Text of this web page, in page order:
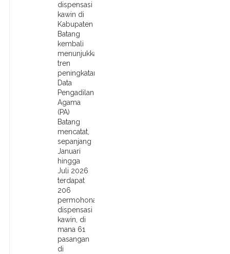
dispensasi
kawin di
Kabupaten
Batang
kembali
menunjukkan
tren
peningkatan.
Data
Pengadilan
Agama
(PA)
Batang
mencatat,
sepanjang
Januari
hingga
Juli 2026
terdapat
206
permohonan
dispensasi
kawin, di
mana 61
pasangan
di